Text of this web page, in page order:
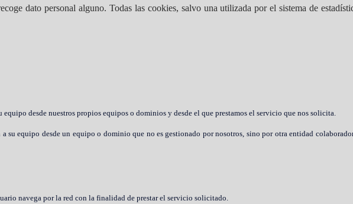
dato personal alguno. Todas las cookies, salvo una utilizada por el sistema de
equipo desde nuestros propios equipos o dominios y desde el que prestamos el servicio que nos solicita.
su equipo desde un equipo o dominio que no es gestionado por nosotros, sino por otra entidad
navega por la red con la finalidad de prestar el servicio solicitado.